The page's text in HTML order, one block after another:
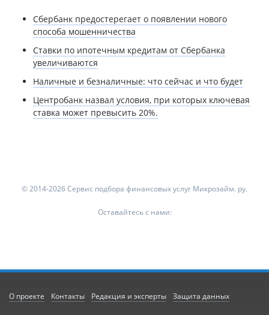
Сбербанк предостерегает о появлении нового
способа мошенничества
Ставки по ипотечным кредитам от Сбербанка
увеличиваются
Наличные и безналичные: что сейчас и что будет
Центробанк назвал условия, при которых ключевая
ставка может превысить 20%.
© 2014-2026 Сервис подбора финансовых услуг Микрозайм. ру.
Оставайтесь с нами:
О проекте Контакты Редакция и эксперты Защита данных